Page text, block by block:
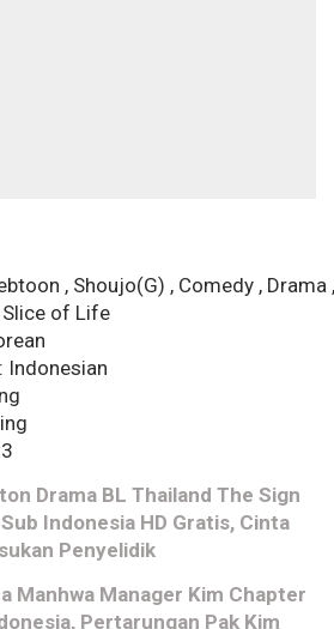
, Shoujo(G) , Comedy , Drama
Slice of Life
Indonesian
Drama BL Thailand The Sign
Indonesia HD Gratis, Cinta
Penyelidik
Manhwa Manager Kim Chapter
Pertarungan Pak Kim